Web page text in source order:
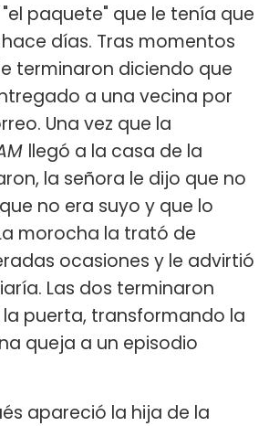
paquete" que le tenía que
días. Tras momentos
terminaron diciendo que
a una vecina por
Una vez que la
llegó a la casa de la
la señora le dijo que no
no era suyo y que lo
morocha la trató de
ocasiones y le advirtió
Las dos terminaron
puerta, transformando la
queja a un episodio
apareció la hija de la